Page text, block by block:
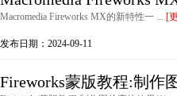
Macromedia Fireworks MX的新特性一 ... [
发布日期：2024-09-11
Fireworks蒙版教程:制作